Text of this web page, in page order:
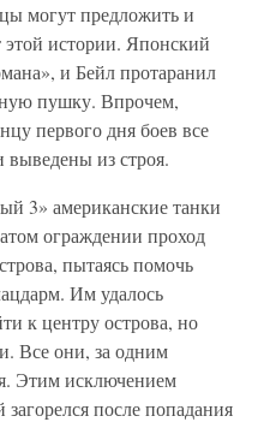
могут предложить и
этой истории. Японский
и Бейл протаранил
пушку. Впрочем,
первого дня боев все
из строя.
3» американские танки
ограждении проход
пытаясь помочь
Им удалось
к центру острова, но
Все они, за одним
Этим исключением
после попадания